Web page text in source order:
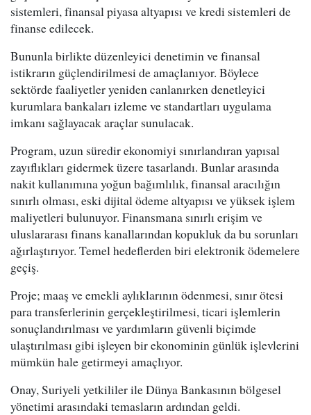
sistemleri, finansal piyasa altyapısı ve kredi sistemleri de
finanse edilecek.
Bununla birlikte düzenleyici denetimin ve finansal
istikrarın güçlendirilmesi de amaçlanıyor. Böylece
sektörde faaliyetler yeniden canlanırken denetleyici
kurumlara bankaları izleme ve standartları uygulama
imkanı sağlayacak araçlar sunulacak.
Program, uzun süredir ekonomiyi sınırlandıran yapısal
zayıflıkları gidermek üzere tasarlandı. Bunlar arasında
nakit kullanımına yoğun bağımlılık, finansal aracılığın
sınırlı olması, eski dijital ödeme altyapısı ve yüksek işlem
maliyetleri bulunuyor. Finansmana sınırlı erişim ve
uluslararası finans kanallarından kopukluk da bu sorunları
ağırlaştırıyor. Temel hedeflerden biri elektronik ödemelere
geçiş.
Proje; maaş ve emekli aylıklarının ödenmesi, sınır ötesi
para transferlerinin gerçekleştirilmesi, ticari işlemlerin
sonuçlandırılması ve yardımların güvenli biçimde
ulaştırılması gibi işleyen bir ekonominin günlük işlevlerini
mümkün hale getirmeyi amaçlıyor.
Onay, Suriyeli yetkililer ile Dünya Bankasının bölgesel
yönetimi arasındaki temasların ardından geldi.